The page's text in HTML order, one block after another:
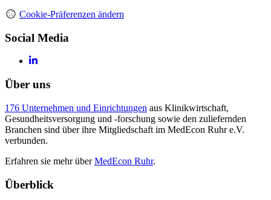
Cookie-Präferenzen ändern
Social Media
Über uns
176 Unternehmen und Einrichtungen aus Klinikwirtschaft,
Gesundheitsversorgung und -forschung sowie den zuliefernden
Branchen sind über ihre Mitgliedschaft im MedEcon Ruhr e.V.
verbunden.
Erfahren sie mehr überMedEcon Ruhr.
Überblick